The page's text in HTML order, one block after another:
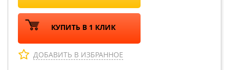
КУПИТЬ В 1 КЛИК
ДОБАВИТЬ В ИЗБРАННОЕ